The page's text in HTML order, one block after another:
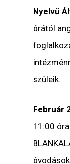
Nyelvű
órától
szüleik.
Február
11:00